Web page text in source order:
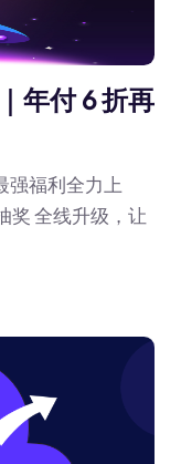
年付 6 折再
强福利全力上
奖 全线升级，让